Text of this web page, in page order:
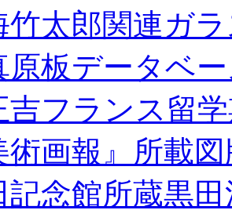
竹太郎関連ガ
原板データベ
吉フランス留
術画報』所載
記念館所蔵黒